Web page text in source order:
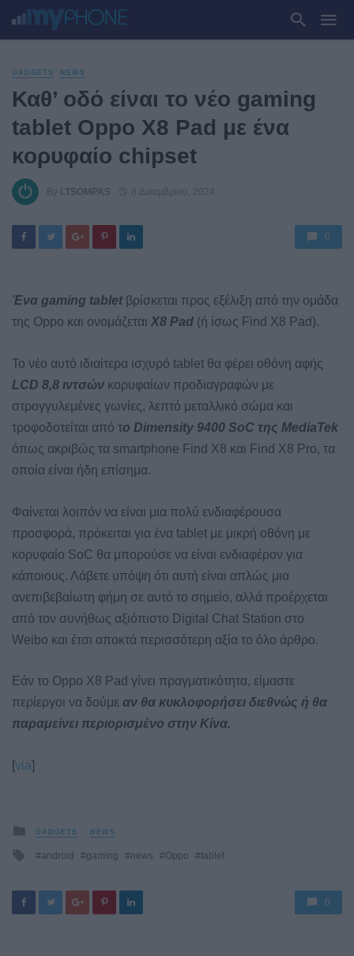
GADGETS NEWS
Καθ’ οδό είναι το νέο gaming
tablet Oppo X8 Pad με ένα
κορυφαίο chipset
By I.TSOMPAS 8 Δεκεμβρίου, 2024
0
Ένα gaming tablet βρίσκεται προς εξέλιξη από την ομάδα
της Oppo και ονομάζεται X8 Pad (ή ίσως Find X8 Pad).
To νέο αυτό ιδιαίτερα ισχυρό tablet θα φέρει οθόνη αφής
LCD 8,8 ιντσών κορυφαίων προδιαγραφών με
στρογγυλεμένες γωνίες, λεπτό μεταλλικό σώμα και
τροφοδοτείται από το Dimensity 9400 SoC της MediaTek
όπως ακριβώς τα smartphone Find X8 και Find X8 Pro, τα
οποία είναι ήδη επίσημα.
Φαίνεται λοιπόν να είναι μια πολύ ενδιαφέρουσα
προσφορά, πρόκειται για ένα tablet με μικρή οθόνη με
κορυφαίο SoC θα μπορούσε να είναι ενδιαφέρον για
κάποιους. Λάβετε υπόψη ότι αυτή είναι απλώς μια
ανεπιβεβαίωτη φήμη σε αυτό το σημείο, αλλά προέρχεται
από τον συνήθως αξιόπιστο Digital Chat Station στο
Weibo και έτσι αποκτά περισσότερη αξία το όλο άρθρο.
Εάν το Oppo X8 Pad γίνει πραγματικότητα, είμαστε
περίεργοι να δούμε αν θα κυκλοφορήσει διεθνώς ή θα
παραμείνει περιορισμένο στην Κίνα.
[via]
Posted
GADGETS NEWS
Tagged
android gaming news Oppo tablet
0